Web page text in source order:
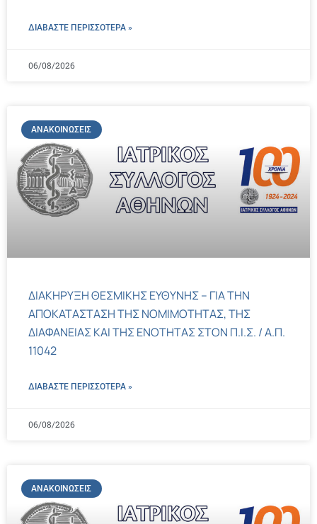
ΔΙΑΒΑΣΤΕ ΠΕΡΙΣΣΌΤΕΡΑ »
06/08/2026
ΑΝΑΚΟΙΝΏΣΕΙΣ
ΔΙΑΚΗΡΥΞΗ ΘΕΣΜΙΚΗΣ ΕΥΘΥΝΗΣ – ΓΙΑ ΤΗΝ
ΑΠΟΚΑΤΑΣΤΑΣΗ ΤΗΣ ΝΟΜΙΜΟΤΗΤΑΣ, ΤΗΣ
ΔΙΑΦΑΝΕΙΑΣ ΚΑΙ ΤΗΣ ΕΝΟΤΗΤΑΣ ΣΤΟΝ Π.Ι.Σ. / Α.Π.
11042
ΔΙΑΒΑΣΤΕ ΠΕΡΙΣΣΌΤΕΡΑ »
06/08/2026
ΑΝΑΚΟΙΝΏΣΕΙΣ